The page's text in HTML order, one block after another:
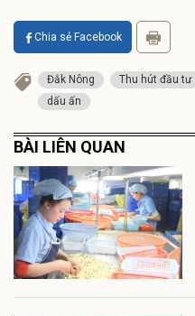
Chia sẻ Facebook
Đắk Nông Thu hút đầu tư
dấu ấn
BÀI LIÊN QUAN